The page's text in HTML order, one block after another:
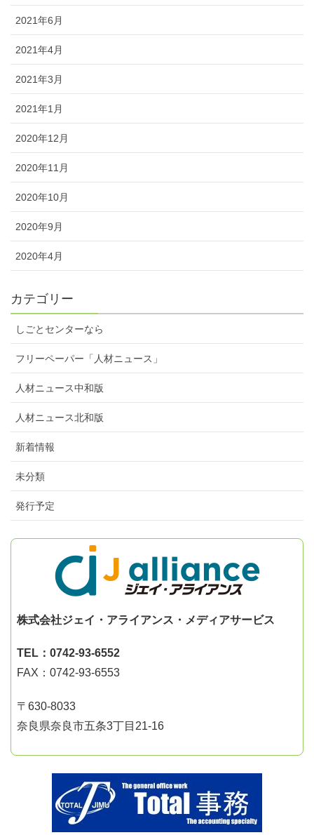
2021年6月
2021年4月
2021年3月
2021年1月
2020年12月
2020年11月
2020年10月
2020年9月
2020年4月
カテゴリー
しごとセンターなら
フリーペーパー「人材ニュース」
人材ニュース中和版
人材ニュース北和版
新着情報
未分類
発行予定
株式会社ジェイ・アライアンス・メディアサービス
TEL：0742-93-6552
FAX：0742-93-6553
〒630-8033
奈良県奈良市五条3丁目21-16